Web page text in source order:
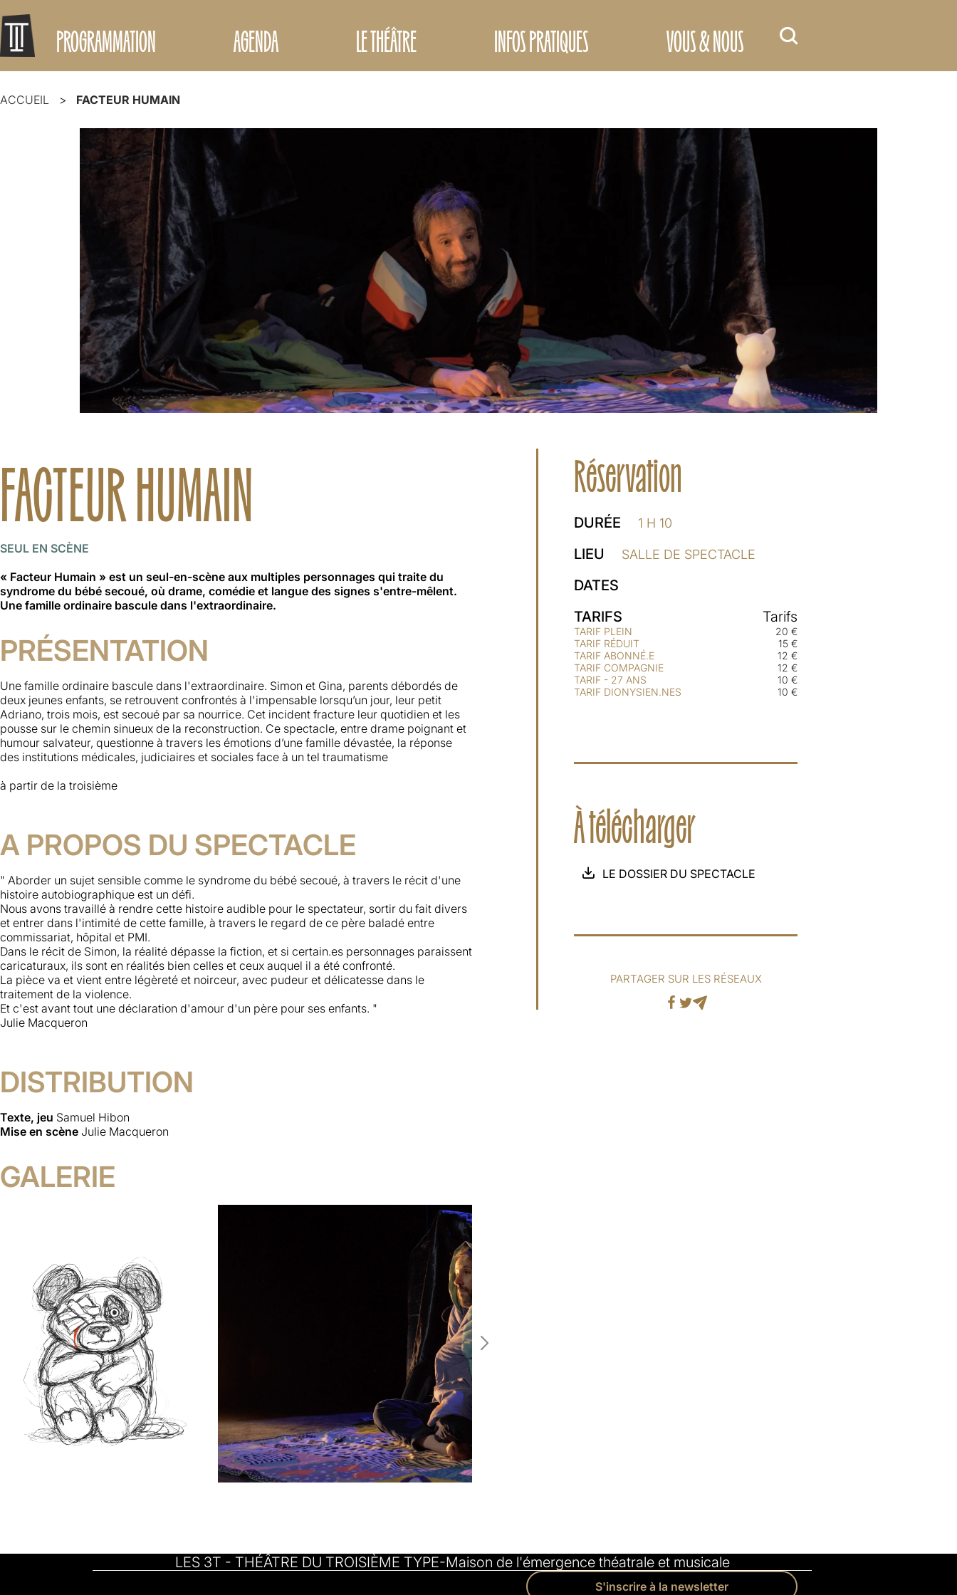
PROGRAMMATION AGENDA LE THÉÂTRE INFOS PRATIQUES VOUS & NOUS
ACCUEIL FACTEUR HUMAIN
FACTEUR HUMAIN
SEUL EN SCÈNE
« Facteur Humain » est un seul-en-scène aux multiples personnages qui traite du
syndrome du bébé secoué, où drame, comédie et langue des signes s'entre-mêlent.
Une famille ordinaire bascule dans l'extraordinaire.
PRÉSENTATION
Une famille ordinaire bascule dans l'extraordinaire. Simon et Gina, parents débordés de
deux jeunes enfants, se retrouvent confrontés à l'impensable lorsqu’un jour, leur petit
Adriano, trois mois, est secoué par sa nourrice. Cet incident fracture leur quotidien et les
pousse sur le chemin sinueux de la reconstruction. Ce spectacle, entre drame poignant et
humour salvateur, questionne à travers les émotions d’une famille dévastée, la réponse
des institutions médicales, judiciaires et sociales face à un tel traumatisme
à partir de la troisième
A PROPOS DU SPECTACLE
" Aborder un sujet sensible comme le syndrome du bébé secoué, à travers le récit d'une
histoire autobiographique est un défi.
Nous avons travaillé à rendre cette histoire audible pour le spectateur, sortir du fait divers
et entrer dans l'intimité de cette famille, à travers le regard de ce père baladé entre
commissariat, hôpital et PMI.
Dans le récit de Simon, la réalité dépasse la fiction, et si certain.es personnages paraissent
caricaturaux, ils sont en réalités bien celles et ceux auquel il a été confronté.
La pièce va et vient entre légèreté et noirceur, avec pudeur et délicatesse dans le
traitement de la violence.
Et c'est avant tout une déclaration d'amour d'un père pour ses enfants. "
Julie Macqueron
DISTRIBUTION
Texte, jeu Samuel Hibon
Mise en scène Julie Macqueron
GALERIE
Réservation
DURÉE 1 H 10
LIEU SALLE DE SPECTACLE
DATES
TARIFS
Tarifs
TARIF PLEIN
20 €
TARIF RÉDUIT
15 €
TARIF ABONNÉ.E
12 €
TARIF COMPAGNIE
12 €
TARIF - 27 ANS
10 €
TARIF DIONYSIEN.NES
10 €
À télécharger
LE DOSSIER DU SPECTACLE
PARTAGER SUR LES RÉSEAUX
Facebook
Twitter
Mail
LES 3T - THÉÂTRE DU TROISIÈME TYPE Maison de l'émergence théatrale et musicale
S'inscrire à la newsletter